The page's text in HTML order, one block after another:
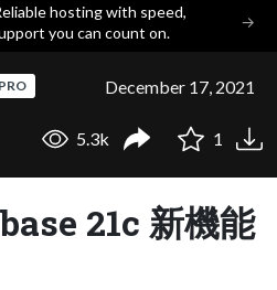
hosting with speed,
you can count on.
→
PRO December 17, 2021
5.3k 1
21c 新機能